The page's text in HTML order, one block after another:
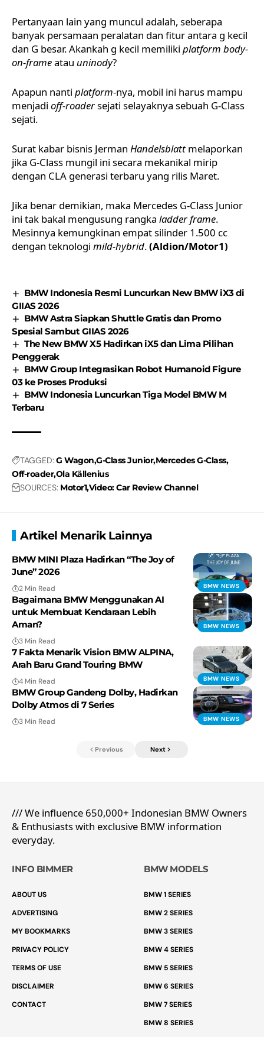
Pertanyaan lain yang muncul adalah, seberapa
banyak persamaan peralatan dan fitur antara g kecil
dan G besar. Akankah g kecil memiliki platform body-
on-frameatau uninody?
Apapun nanti platform-nya, mobil ini harus mampu
menjadi off-roadersejati selayaknya sebuah G-Class
sejati.
Surat kabar bisnis Jerman Handelsblatt melaporkan
jika G-Class mungil ini secara mekanikal mirip
dengan CLA generasi terbaru yang rilis Maret.
Jika benar demikian, maka Mercedes G-Class Junior
ini tak bakal mengusung rangka ladder frame.
Mesinnya kemungkinan empat silinder 1.500 cc
dengan teknologi mild-hybrid.(Aldion/Motor1)
BMW Indonesia Resmi Luncurkan New BMW iX3 di
GIIAS 2026
BMW Astra Siapkan Shuttle Gratis dan Promo
Spesial Sambut GIIAS 2026
The New BMW X5 Hadirkan iX5 dan Lima Pilihan
Penggerak
BMW Group Integrasikan Robot Humanoid Figure
03 ke Proses Produksi
BMW Indonesia Luncurkan Tiga Model BMW M
Terbaru
TAGGED: G Wagon G-Class JuniorMercedes G-Class
Off-roaderOla Källenius
SOURCES: Motor1Video: Car Review Channel
Artikel Menarik Lainnya
BMW NEWS
BMW MINI Plaza Hadirkan “The Joy of
June” 2026
2 Min Read
BMW NEWS
Bagaimana BMW Menggunakan AI
untuk Membuat Kendaraan Lebih
Aman?
3 Min Read
BMW NEWS
7 Fakta Menarik Vision BMW ALPINA,
Arah Baru Grand Touring BMW
4 Min Read
BMW NEWS
BMW Group Gandeng Dolby, Hadirkan
Dolby Atmos di 7 Series
3 Min Read
Previous Next
/// We influence 650,000+ Indonesian BMW Owners
& Enthusiasts with exclusive BMW information
everyday.
INFO BIMMER
ABOUT US
ADVERTISING
MY BOOKMARKS
PRIVACY POLICY
TERMS OF USE
DISCLAIMER
CONTACT
BMW MODELS
BMW 1 SERIES
BMW 2 SERIES
BMW 3 SERIES
BMW 4 SERIES
BMW 5 SERIES
BMW 6 SERIES
BMW 7 SERIES
BMW 8 SERIES